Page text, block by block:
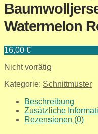
Watermelon
16,00 €
Nicht vorrätig
Kategorie: Schnittmuster
Beschreibung
Zusätzliche
Rezensionen (0)